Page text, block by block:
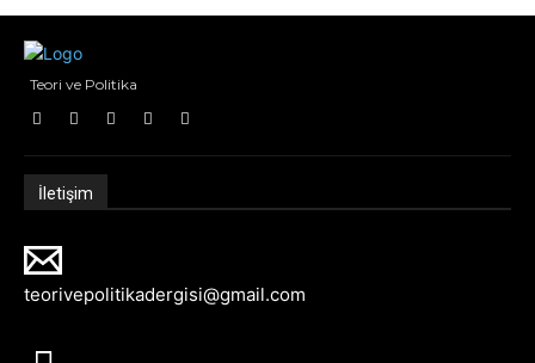
Teori ve Politika
İletişim
teorivepolitikadergisi@gmail.com